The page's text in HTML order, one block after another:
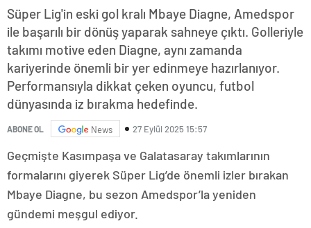
Süper Lig'in eski gol kralı Mbaye Diagne, Amedspor
ile başarılı bir dönüş yaparak sahneye çıktı. Golleriyle
takımı motive eden Diagne, aynı zamanda
kariyerinde önemli bir yer edinmeye hazırlanıyor.
Performansıyla dikkat çeken oyuncu, futbol
dünyasında iz bırakma hedefinde.
ABONE OL News 27 Eylül 2025 15:57
Geçmişte Kasımpaşa ve Galatasaray takımlarının
formalarını giyerek Süper Lig’de önemli izler bırakan
Mbaye Diagne, bu sezon Amedspor’la yeniden
gündemi meşgul ediyor.